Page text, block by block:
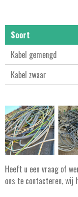
Soort
Kabel gemengd
Kabel zwaar
Heeft u een vraag of
ons te contacteren, wij